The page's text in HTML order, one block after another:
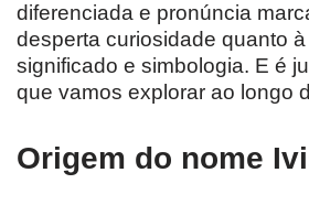
diferenciada e pronúncia
desperta curiosidade quanto
significado e simbologia. E é
que vamos explorar ao longo
Origem do nome